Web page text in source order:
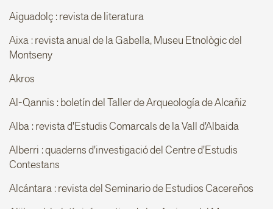
Aiguadolç : revista de literatura
Aixa : revista anual de la Gabella, Museu Etnològic del
Montseny
Akros
Al-Qannis : boletín del Taller de Arqueología de Alcañiz
Alba : revista d'Estudis Comarcals de la Vall d'Albaida
Alberri : quaderns d'investigació del Centre d'Estudis
Contestans
Alcántara : revista del Seminario de Estudios Cacereños